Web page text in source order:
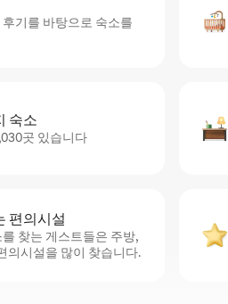
기를 바탕으로 숙소를
숙소
곳 있습니다
편의시설
찾는 게스트들은 주방,
의시설을 많이 찾습니다.